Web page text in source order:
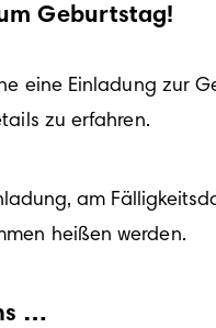
Geburtstag!
eine Einladung zur
zu erfahren.
am
heißen werden.
…